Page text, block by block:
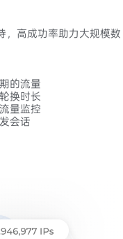
，高成功率助力大规模数
的流量
换时长
量监控
会话